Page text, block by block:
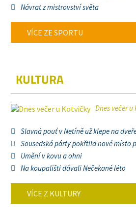
Návrat z mistrovství světa
VÍCE ZE SPORTU
KULTURA
Dnes večer
Slavná pouť v Netíně už klepe na
Sousedská párty pokřtila nové místo
Umění v kovu a ohni
Na koupališti dávali Nečekané léto
VÍCE Z KULTURY